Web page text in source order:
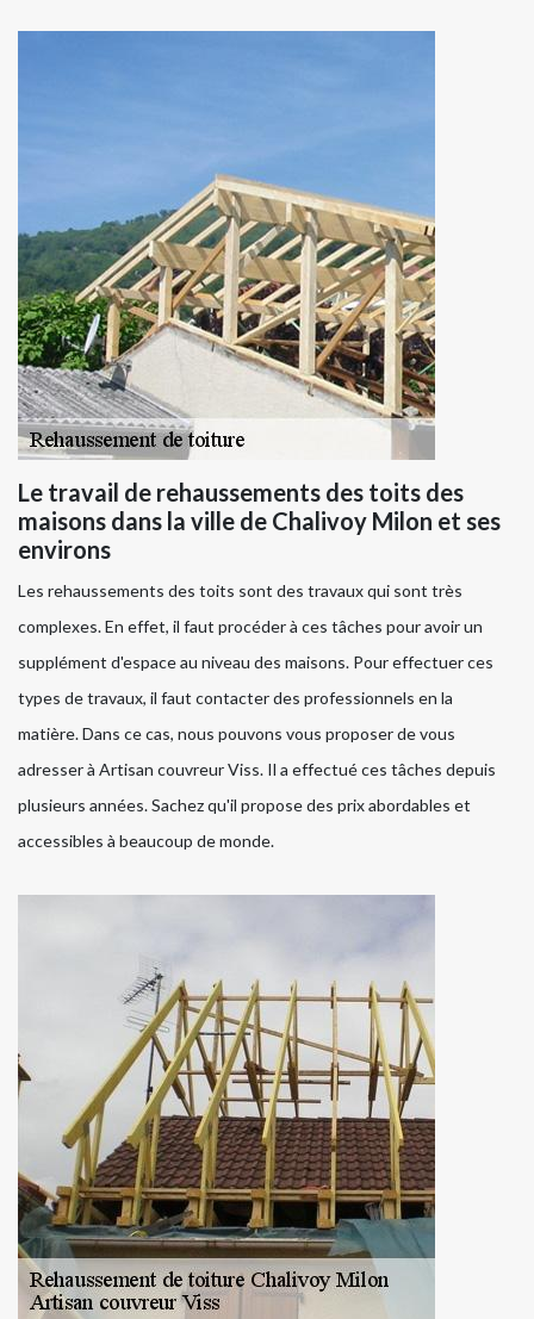
Le travail de rehaussements des toits des
maisons dans la ville de Chalivoy Milon et ses
environs
Les rehaussements des toits sont des travaux qui sont très
complexes. En effet, il faut procéder à ces tâches pour avoir un
supplément d'espace au niveau des maisons. Pour effectuer ces
types de travaux, il faut contacter des professionnels en la
matière. Dans ce cas, nous pouvons vous proposer de vous
adresser à Artisan couvreur Viss. Il a effectué ces tâches depuis
plusieurs années. Sachez qu'il propose des prix abordables et
accessibles à beaucoup de monde.